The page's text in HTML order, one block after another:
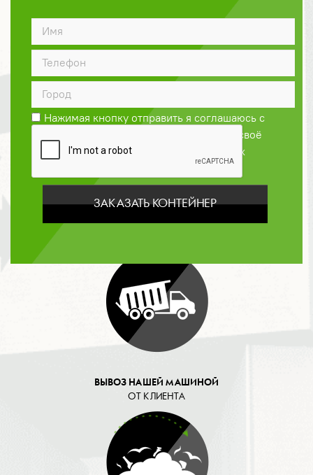
ВЫВОЗ НАШЕЙ МАШИНОЙ
ОТ КЛИЕНТА
Нажимая кнопку отправить я соглашаюсь с
и даю своё
согласие на обработку персональных
ЗАКАЗАТЬ КОНТЕЙНЕР